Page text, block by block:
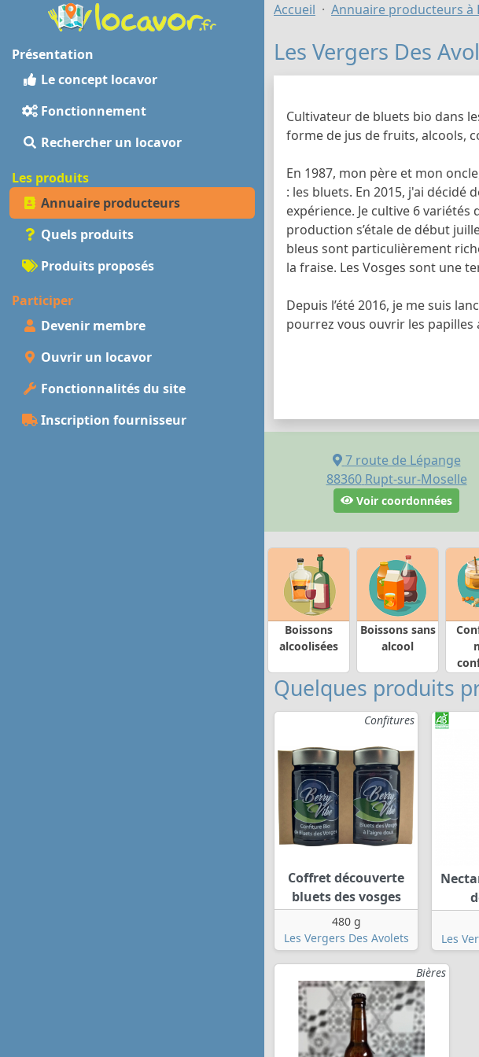
Présentation
Le concept locavor
Fonctionnement
Rechercher un locavor
Les produits
Annuaire producteurs
Quels produits
Produits proposés
Participer
Devenir membre
Ouvrir un locavor
Fonctionnalités du site
Inscription fournisseur
Accueil Annuaire producteurs à
Les Vergers Des
Cultivateur de bluets bio dans
forme de jus de fruits, alcools,
En 1987, mon père et mon
: les bluets. En 2015, j'ai décidé
expérience. Je cultive 6 variétés
production s’étale de début
bleus sont particulièrement
la fraise. Les Vosges sont une
Depuis l’été 2016, je me suis
pourrez vous ouvrir les papilles
7 route de Lépange
88360 Rupt-sur-Moselle
Voir coordonnées
Boissons
alcoolisées
Boissons sans
alcool
Quelques produits
Confitures
Coffret découverte
bluets des vosges
480 g
Les Vergers Des Avolets
Les
Bières